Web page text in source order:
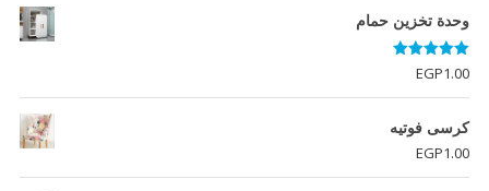
وحدة تخزين حمام
تم التقييم
5.00
من 5
EGP1.00
كرسى فوتيه
EGP1.00